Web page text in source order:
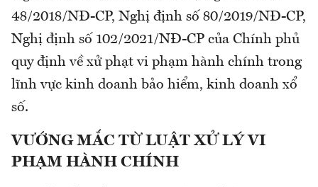
48/2018/NĐ-CP, Nghị định số 80/2019/NĐ-CP,
Nghị định số 102/2021/NĐ-CP của Chính phủ
quy định về xử phạt vi phạm hành chính trong
lĩnh vực kinh doanh bảo hiểm, kinh doanh xổ
số.
VƯỚNG MẮC TỪ LUẬT XỬ LÝ VI
PHẠM HÀNH CHÍNH